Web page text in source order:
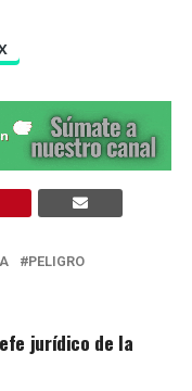
PELIGRO
jurídico de la